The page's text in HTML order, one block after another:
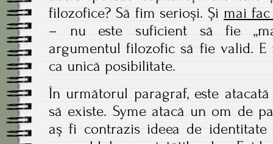
filozofice? Să fim serioși. Și mai
– nu este suficient să fie
argumentul filozofic să fie valid. E
ca unică posibilitate.
În următorul paragraf, este
să existe. Syme atacă un om de
aș fi contrazis ideea de